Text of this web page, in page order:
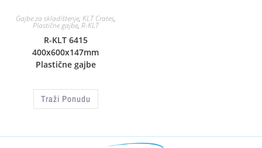
Gajbe za skladištenje, KLT Crates,
Plastične gajbe,R-KLT
R-KLT 6415
400x600x147mm
Plastične gajbe
Traži Ponudu